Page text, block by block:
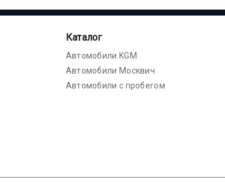
Каталог
Автомобили KGM
Автомобили Москвич
Автомобили с пробегом